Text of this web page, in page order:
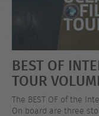
BEST OF
TOUR
The BEST OF of the
On board are three